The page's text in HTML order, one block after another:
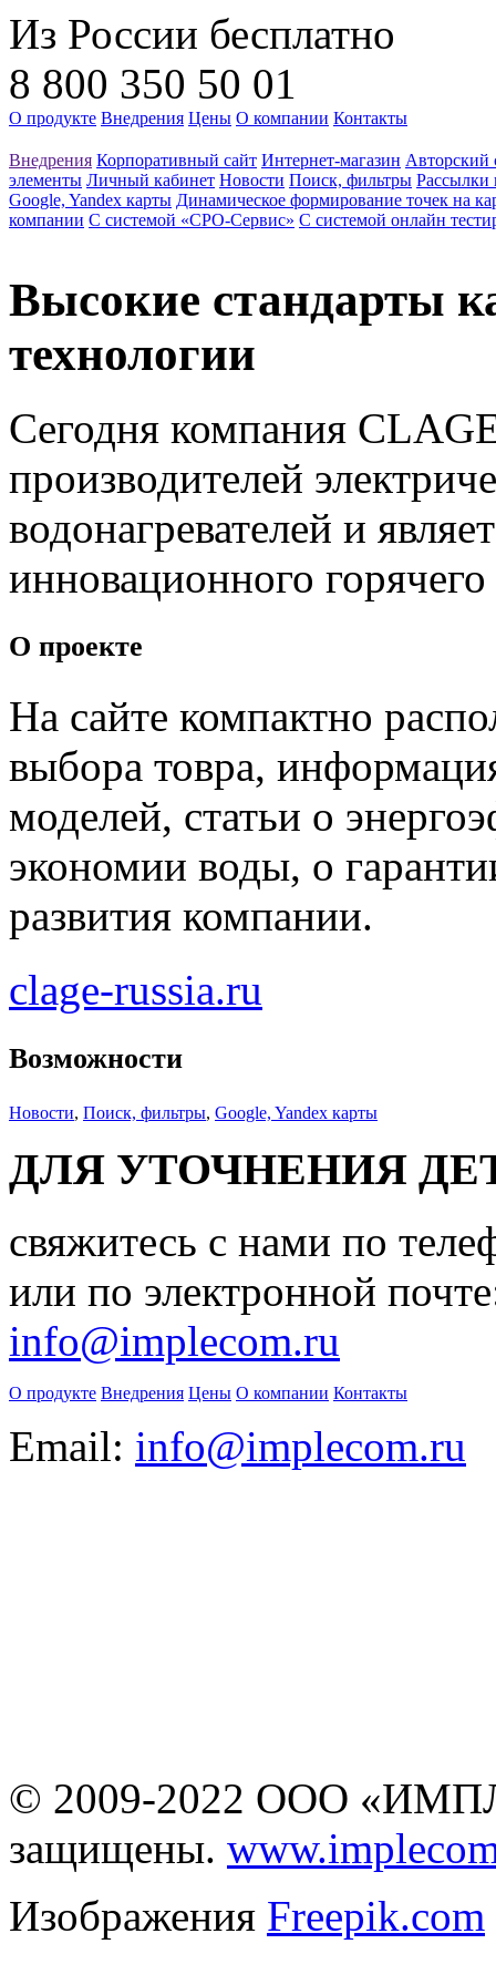
Из России бесплатно
8 800 350 50 01
О продукте Внедрения Цены О компании Контакты
Внедрения Корпоративный сайт Интернет-магазин Авторский
элементы Личный кабинет Новости Поиск, фильтры Рассылки
Google, Yandex карты Динамическое формирование точек на
компании С системой «СРО-Сервис» С системой онлайн
Высокие стандарты
технологии
Сегодня компания
производителей
водонагревателей и
инновационного
О проекте
На сайте компактно
выбора товра,
моделей, статьи о
экономии воды, о
развития компании.
clage-russia.ru
Возможности
Новости, Поиск, фильтры, Google, Yandex карты
ДЛЯ УТОЧНЕНИЯ
свяжитесь с нами по
или по электронной
info@implecom.ru
О продукте Внедрения Цены О компании Контакты
Email: info@implecom.ru
© 2009-2022 ООО
защищены.
Изображения Freepik.com